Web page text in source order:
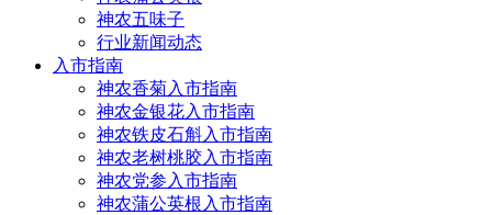
神农五味子
行业新闻动态
入市指南
神农香菊入市指南
神农金银花入市指南
神农铁皮石斛入市指南
神农老树桃胶入市指南
神农党参入市指南
神农蒲公英根入市指南